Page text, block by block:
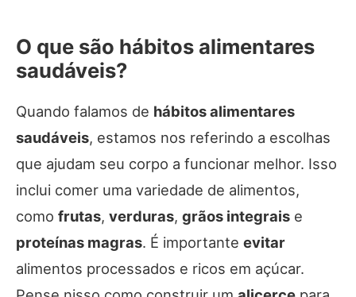
O que são hábitos alimentares
saudáveis?
Quando falamos de hábitos alimentares
saudáveis, estamos nos referindo a escolhas
que ajudam seu corpo a funcionar melhor. Isso
inclui comer uma variedade de alimentos,
como frutas, verduras, grãos integrais e
proteínas magras. É importante evitar
alimentos processados e ricos em açúcar.